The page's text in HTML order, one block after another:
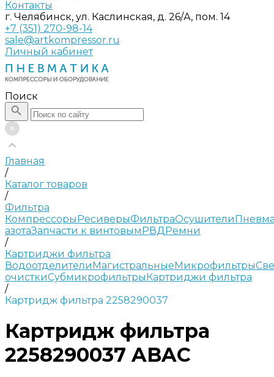
Контакты
г. Челябинск, ул. Каслинская, д. 26/А, пом. 14
+7 (351) 270-98-14
sale@artkompressor.ru
Личный кабинет
Поиск
Главная
/
Каталог товаров
/
Фильтра
КомпрессорыРесиверыФильтраОсушители
азотаЗапчасти к винтовымРВДРемни
/
Картриджи фильтра
ВодоотделителиМагистральныеМикрофильтры
очисткиСубмикрофильтрыКартриджи фильтра
/
Картридж фильтра 2258290037
Картридж фильтра
2258290037 ABAC